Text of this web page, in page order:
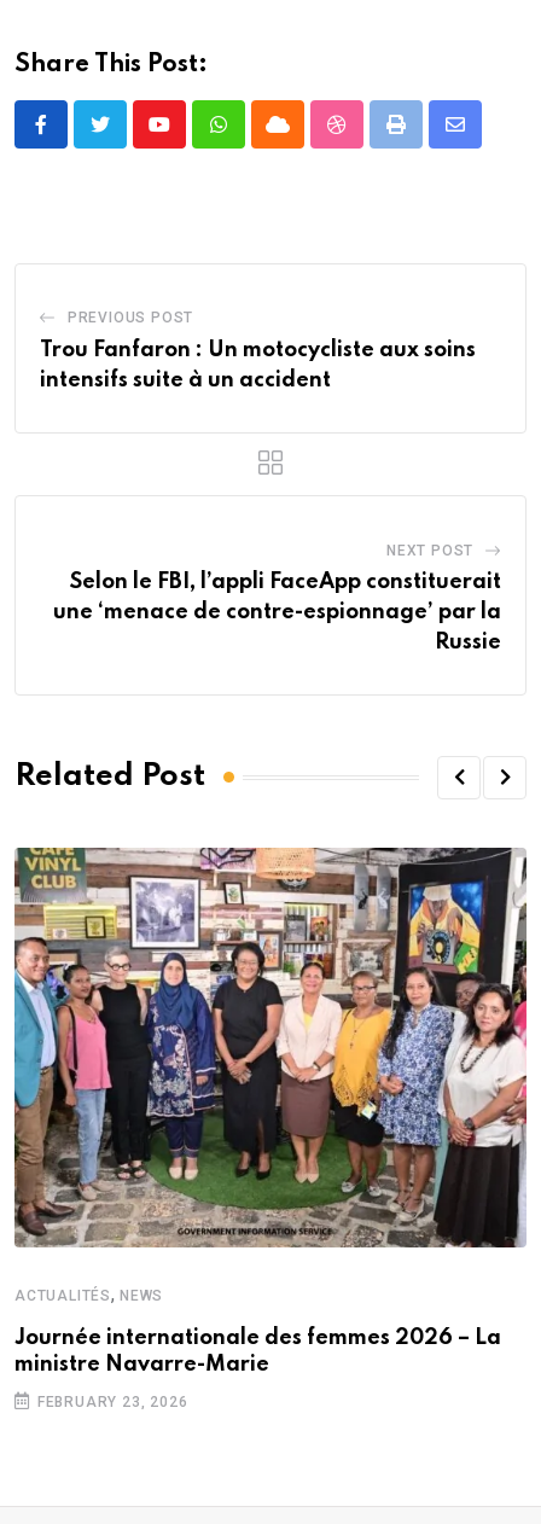
Share This Post:
YoutubeWhatsappCloud StumbleUpon
Print
Share
PREVIOUS POST
Trou Fanfaron : Un motocycliste aux soins
intensifs suite à un accident
NEXT POST
Selon le FBI, l’appli FaceApp constituerait
une ‘menace de contre-espionnage’ par la
Russie
Related Post
ACTUALITÉS, NEWS
Journée internationale des femmes 2026 – La
ministre Navarre-Marie
FEBRUARY 23, 2026